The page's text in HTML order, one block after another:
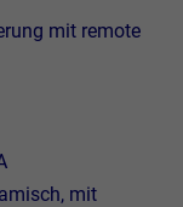
mit remote
mit